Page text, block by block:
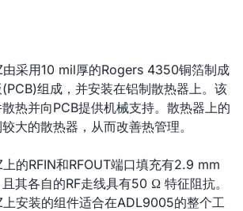
采用10 mil厚的Rogers 4350铜箔制成
组成，并安装在铝制散热器上。该
热并向PCB提供机械支持。散热器上的
大的散热器，从而改善热管理。
的RFIN和RFOUT端口填充有2.9 mm
其各自的RF走线具有50 Ω 特征阻抗。
安装的组件适合在ADL9005的整个工